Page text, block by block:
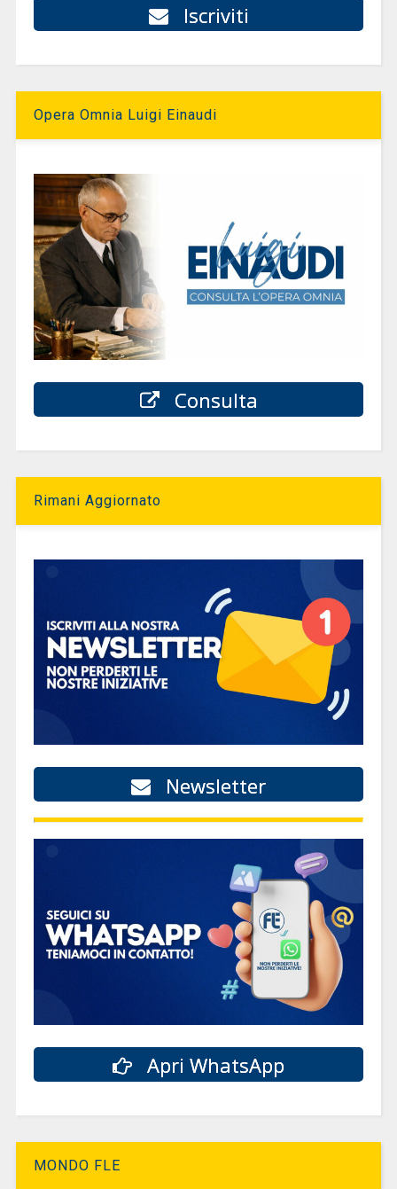
Iscriviti
Opera Omnia Luigi Einaudi
Consulta
Rimani Aggiornato
Newsletter
Apri WhatsApp
MONDO FLE